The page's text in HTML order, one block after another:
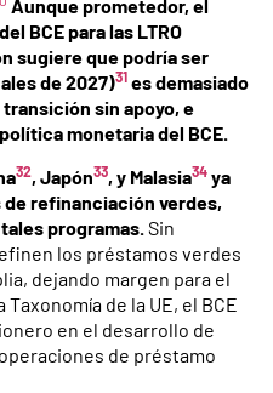
Aunque prometedor, el
BCE para las LTRO
sugiere que podría ser
de 2027)31 es demasiado
sin apoyo, e
monetaria del BCE.
32, Japón33, y Malasia34 ya
refinanciación verdes,
programas.Sin
los préstamos verdes
dejando margen para el
de la UE, el BCE
en el desarrollo de
de préstamo